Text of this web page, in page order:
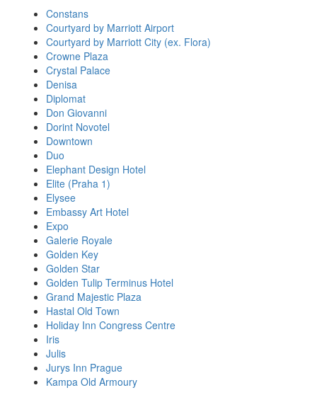
Constans
Courtyard by Marriott Airport
Courtyard by Marriott City (ex. Flora)
Crowne Plaza
Crystal Palace
Denisa
Diplomat
Don Giovanni
Dorint Novotel
Downtown
Duo
Elephant Design Hotel
Elite (Praha 1)
Elysee
Embassy Art Hotel
Expo
Galerie Royale
Golden Key
Golden Star
Golden Tulip Terminus Hotel
Grand Majestic Plaza
Hastal Old Town
Holiday Inn Congress Centre
Iris
Julis
Jurys Inn Prague
Kampa Old Armoury